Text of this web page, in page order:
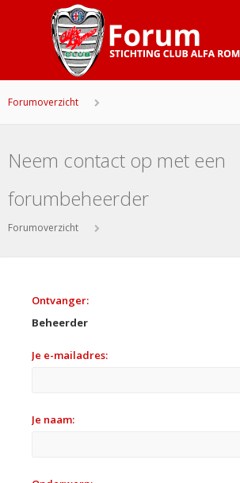
Forumoverzicht
Neem contact op met een
forumbeheerder
Forumoverzicht
Ontvanger:
Beheerder
Je e-mailadres:
Je naam: